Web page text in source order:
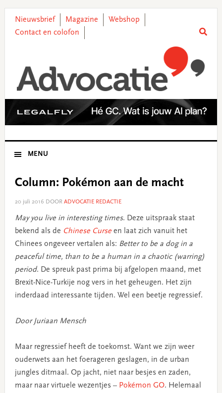
primary
main
primary
footer
Nieuwsbrief Magazine
Webshop
Contact en colofon
MENU
Column: Pokémon aan de macht
20 juli 2016 DOOR ADVOCATIE REDACTIE
May you live in interesting times. Deze uitspraak staat
bekend als de Chinese Curseen laat zich vanuit het
Chinees ongeveer vertalen als: Better to be a dog in a
peaceful time, than to be a human in a chaotic (warring)
period. De spreuk past prima bij afgelopen maand, met
Brexit-Nice-Turkije nog vers in het geheugen. Het zijn
inderdaad interessante tijden. Wel een beetje regressief.
Door Juriaan Mensch
Maar regressief heeft de toekomst. Want we zijn weer
ouderwets aan het foerageren geslagen, in de urban
jungles ditmaal. Op jacht, niet naar besjes en zaden,
maar naar virtuele wezentjes – Pokémon GO. Helemaal